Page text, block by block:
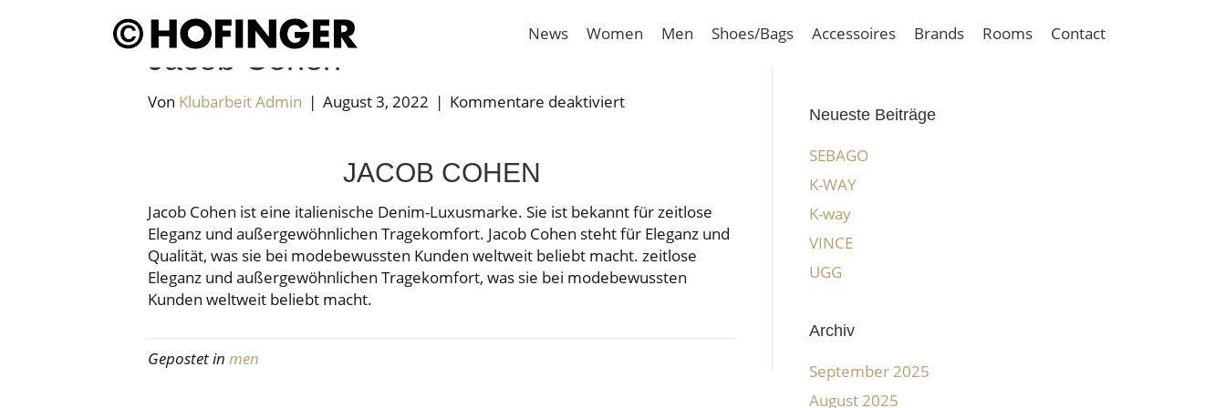
News Women Men Shoes/Bags Accessoires Brands Rooms Contact
Jacob Cohen
Von Klubarbeit Admin | August 3, 2022 | Kommentare deaktiviertfür
JACOB COHEN
Jacob Cohen ist eine italienische Denim-Luxusmarke. Sie ist bekannt für zeitlose
Eleganz und außergewöhnlichen Tragekomfort. Jacob Cohen steht für Eleganz und
Qualität, was sie bei modebewussten Kunden weltweit beliebt macht. zeitlose
Eleganz und außergewöhnlichen Tragekomfort, was sie bei modebewussten
Kunden weltweit beliebt macht.
Gepostet in men
Neueste Beiträge
SEBAGO
K-WAY
K-way
VINCE
UGG
Archiv
September 2025
August 2025